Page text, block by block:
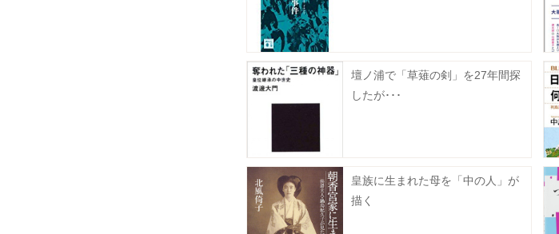
壇ノ浦で「草薙の剣」を27年間探
したが･･･
皇族に生まれた母を「中の人」が
描く